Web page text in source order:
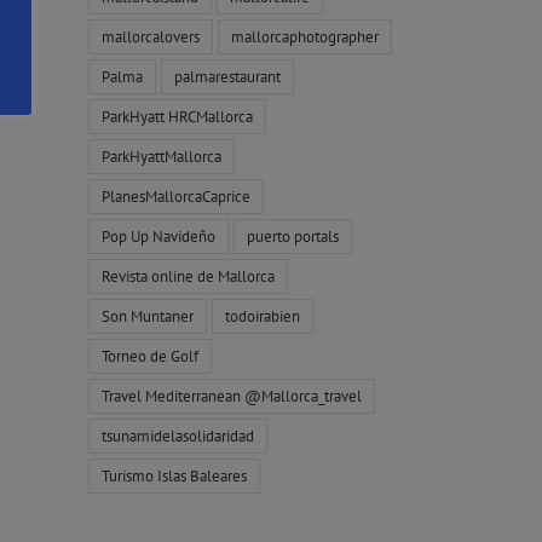
mallorcalovers mallorcaphotographer
Palma palmarestaurant
ParkHyatt HRCMallorca
ParkHyattMallorca
PlanesMallorcaCaprice
Pop Up Navideño puerto portals
Revista online de Mallorca
Son Muntaner todoirabien
Torneo de Golf
Travel Mediterranean @Mallorca_travel
tsunamidelasolidaridad
Turismo Islas Baleares